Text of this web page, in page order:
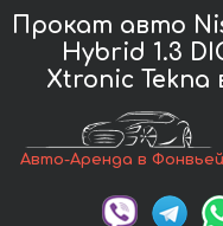
Прокат авто
Hybrid 1.3
Xtronic Tekna
Авто-Аренда в Фонвьей